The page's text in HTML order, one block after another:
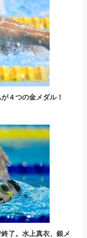
４つの金メダル！
了。水上真衣、銀メ